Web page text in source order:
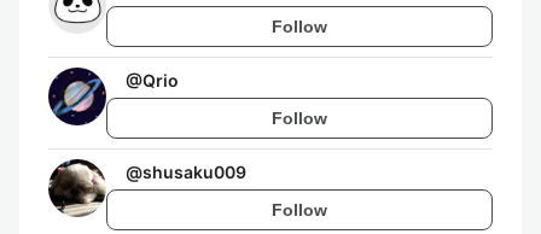
Follow
@Qrio
Follow
@shusaku009
Follow